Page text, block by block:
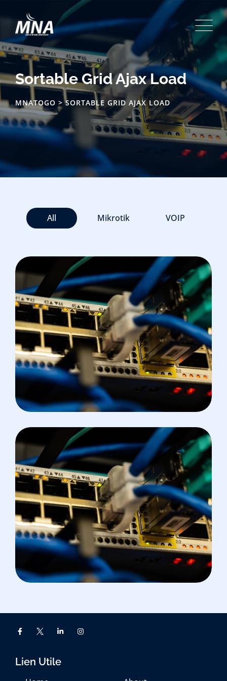
Sortable Grid Ajax Load
MNATOGO >SORTABLE GRID AJAX LOAD
All Mikrotik VOIP
VOIP
Implémentation De Serveur
VOIP Avec Yeastar S20 + Le
TG100
MIKROTIK
Implémentation D’une
Solution Hotspot AAA Avec
Usermanager V7
Lien Utile